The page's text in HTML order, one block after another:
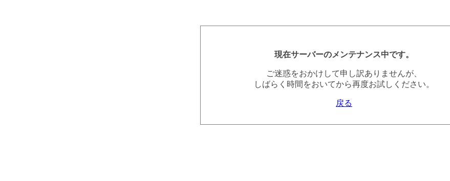
現在サーバーのメンテナンス中です。
ご迷惑をおかけして申し訳ありませんが、
しばらく時間をおいてから再度お試しください。
戻る